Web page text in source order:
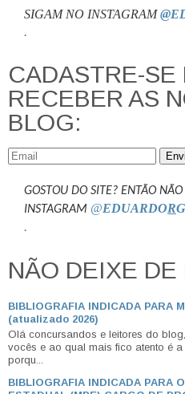
SIGAM NO INSTAGRAM
.
CADASTRE-SE
RECEBER AS
BLOG:
GOSTOU DO SITE? ENTÃO
INSTAGRAM @EDUARDOR
.
NÃO DEIXE DE
BIBLIOGRAFIA INDICADA PARA
(atualizado 2026)
Olá concursandos e leitores do
vocês e ao qual mais fico atento é
porqu...
BIBLIOGRAFIA INDICADA PARA